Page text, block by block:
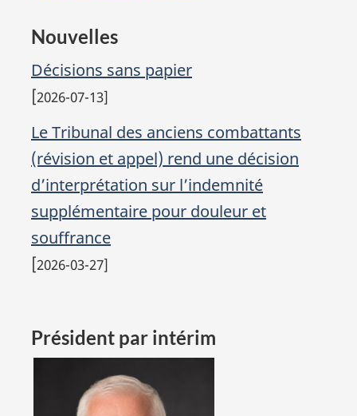
Nouvelles
Décisions sans papier
[2026-07-13]
Le Tribunal des anciens combattants
(révision et appel) rend une décision
d’interprétation sur l’indemnité
supplémentaire pour douleur et
souffrance
[2026-03-27]
Président par intérim